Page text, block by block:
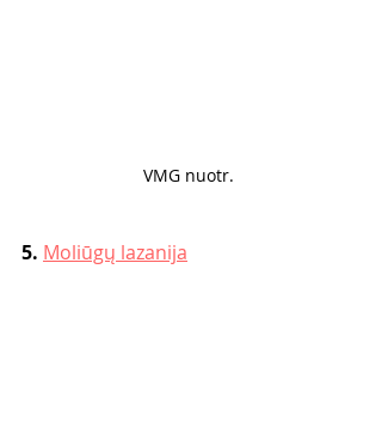
VMG nuotr.
5. Moliūgų lazanija